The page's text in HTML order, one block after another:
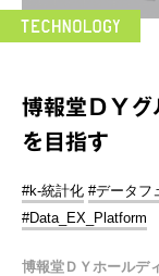
博報堂ＤＹグ
を目指す
#k-統計化 #データフ
#Data_EX_Platform
博報堂ＤＹホールデ